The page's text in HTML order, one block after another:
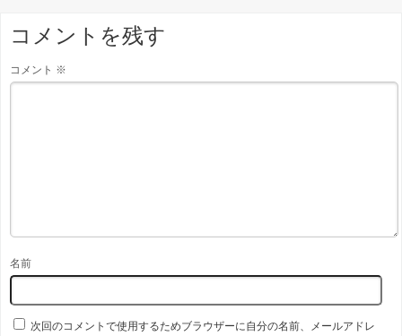
コメントを残す
コメント ※
名前
次回のコメントで使用するためブラウザーに自分の名前、メールアドレ